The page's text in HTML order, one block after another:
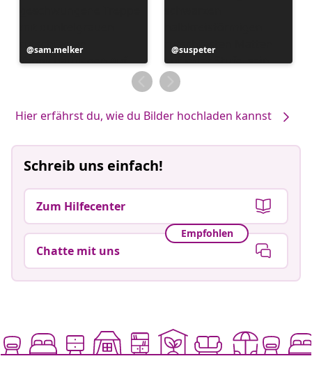
Beitrag
veröffentlicht
sam.melker
Beitrag
veröffentlicht
von
suspeter
Hier erfährst du, wie du Bilder hochladen kannst
Schreib uns einfach!
Zum Hilfecenter
Empfohlen
Chatte mit uns